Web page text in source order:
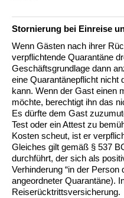
Stornierung bei Einreise
Wenn Gästen nach ihrer
verpflichtende Quarantäne
Geschäftsgrundlage dann
eine Quarantänepflicht nicht
kann. Wenn der Gast einen
möchte, berechtigt ihn das
Es dürfte dem Gast
Test oder ein Attest zu
Kosten scheut, ist er
Gleiches gilt gemäß § 537
durchführt, der sich als
Verhinderung “in der
angeordneter Quarantäne).
Reiserücktrittsversicherung.